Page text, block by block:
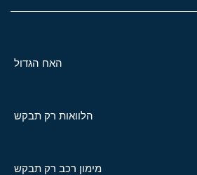
האח הגדול
הלוואות רק תבקש
מימון רכב רק תבקש